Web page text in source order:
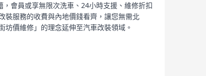
會員或享無限次洗車、24小時支援、維修折扣
裝服務的收費與內地價錢看齊，讓您無需北
價維修」的理念延伸至汽車改裝領域。